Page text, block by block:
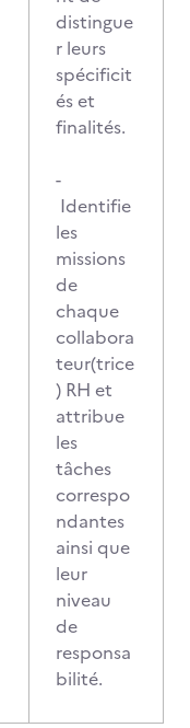
distingue
r leurs
spécificit
és et
finalités.
-
Identifie
les
missions
de
chaque
collabora
teur(trice
) RH et
attribue
les
tâches
correspo
ndantes
ainsi que
leur
niveau
de
responsa
bilité.